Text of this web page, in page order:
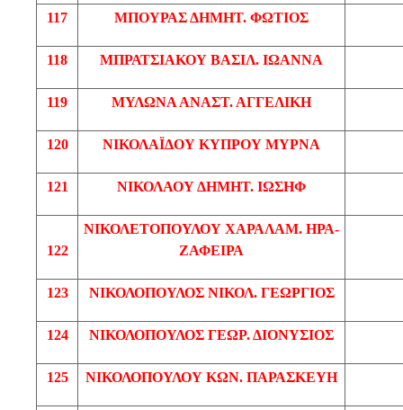
117 ΜΠΟΥΡΑΣΔΗΜΗΤ. ΦΩΤΙΟΣ
118 ΜΠΡΑΤΣΙΑΚΟΥ ΒΑΣΙΛ. ΙΩΑΝΝΑ
119 ΜΥΛΩΝΑ ΑΝΑΣΤ. ΑΓΓΕΛΙΚΗ
120 ΝΙΚΟΛΑΪΔΟΥ ΚΥΠΡΟΥ ΜΥΡΝΑ
121 ΝΙΚΟΛΑΟΥΔΗΜΗΤ. ΙΩΣΗΦ
122
ΝΙΚΟΛΕΤΟΠΟΥΛΟΥ ΧΑΡΑΛΑΜ. ΗΡΑ-
ΖΑΦΕΙΡΑ
123 ΝΙΚΟΛΟΠΟΥΛΟΣ ΝΙΚΟΛ. ΓΕΩΡΓΙΟΣ
124 ΝΙΚΟΛΟΠΟΥΛΟΣ ΓΕΩΡ. ΔΙΟΝΥΣΙΟΣ
125 ΝΙΚΟΛΟΠΟΥΛΟΥ ΚΩΝ. ΠΑΡΑΣΚΕΥΗ